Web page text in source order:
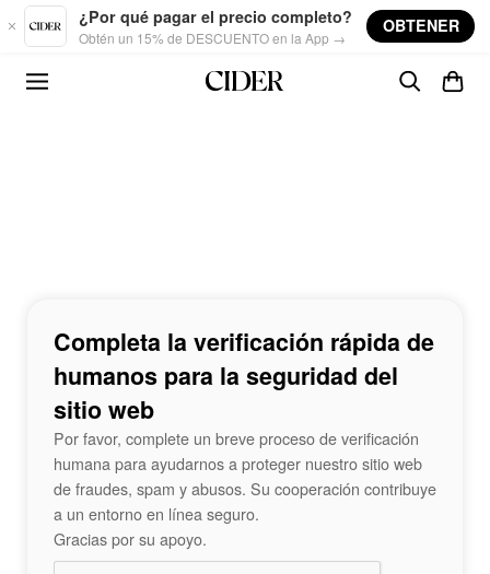
Skip to main content
¿Por qué pagar el precio completo?
Obtén un 15% de DESCUENTO en la App →
OBTENER
Completa la verificación rápida de
humanos para la seguridad del
sitio web
Por favor, complete un breve proceso de verificación
humana para ayudarnos a proteger nuestro sitio web
de fraudes, spam y abusos. Su cooperación contribuye
a un entorno en línea seguro.
Gracias por su apoyo.